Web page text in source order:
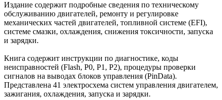
Издание содержит подробные сведения по техническому
обслуживанию двигателей, ремонту и регулировке
механических частей двигателей, топливной системе (EFI),
системе смазки, охлаждения, снижения токсичности, запуска
и зарядки.
Книга содержит инструкции по диагностике, коды
неисправностей (Flash, P0, P1, Р2), процедуры проверки
сигналов на выводах блоков управления (PinData).
Представлена 41 электросхема систем управления двигателем,
зажигания, охлаждения, запуска и зарядки.